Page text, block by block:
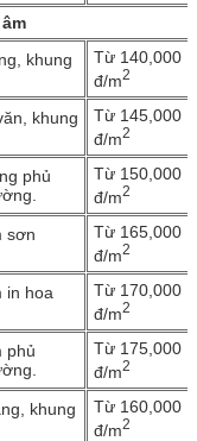
khung
Từ 140,000
đ/m2
khung
Từ 145,000
đ/m2
phủ
Từ 150,000
đ/m2
sơn
Từ 165,000
đ/m2
in hoa
Từ 170,000
đ/m2
phủ
Từ 175,000
đ/m2
khung
Từ 160,000
đ/m2